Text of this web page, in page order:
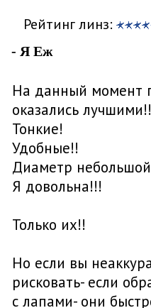
Рейтинг линз:
- Я Еж
На данный момент
оказались
Тонкие!
Удобные!!
Диаметр
Я довольна!!!
Только их!!
Но если вы
рисковать- если
с лапами- они